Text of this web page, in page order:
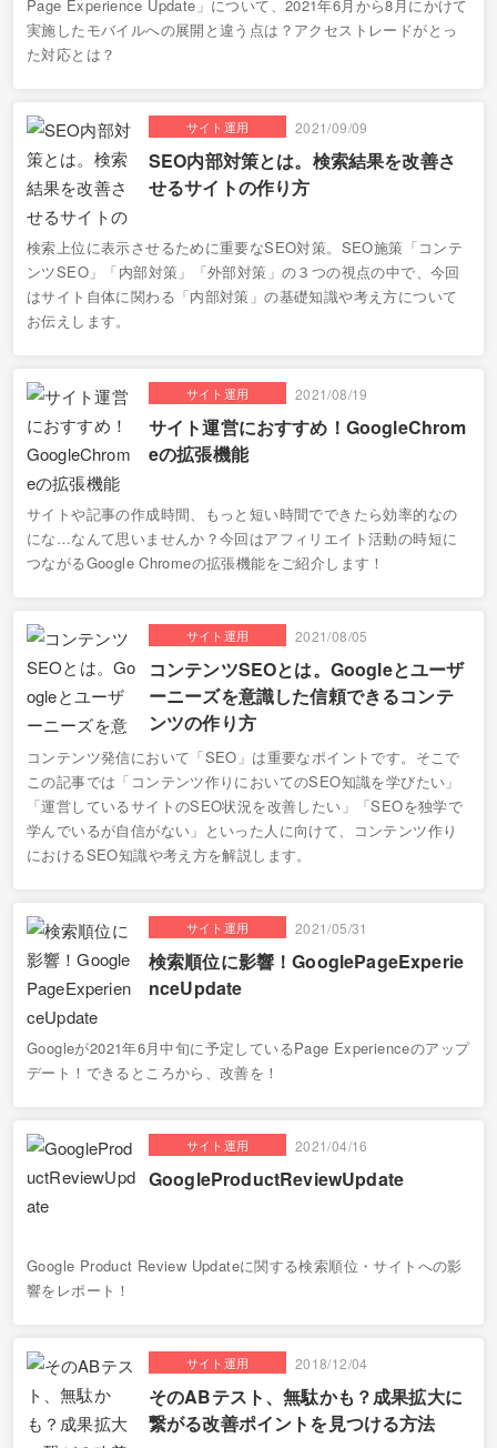
Page Experience Update」について、2021年6月から8月にかけて
実施したモバイルへの展開と違う点は？アクセストレードがとっ
た対応とは？
サイト運用 2021/09/09
SEO内部対策とは。検索結果を改善さ
せるサイトの作り方
検索上位に表示させるために重要なSEO対策。SEO施策「コンテ
ンツSEO」「内部対策」「外部対策」の３つの視点の中で、今回
はサイト自体に関わる「内部対策」の基礎知識や考え方について
お伝えします。
サイト運用 2021/08/19
サイト運営におすすめ！GoogleChrom
eの拡張機能
サイトや記事の作成時間、もっと短い時間でできたら効率的なの
にな…なんて思いませんか？今回はアフィリエイト活動の時短に
つながるGoogle Chromeの拡張機能をご紹介します！
サイト運用 2021/08/05
コンテンツSEOとは。Googleとユーザ
ーニーズを意識した信頼できるコンテ
ンツの作り方
コンテンツ発信において「SEO」は重要なポイントです。そこで
この記事では「コンテンツ作りにおいてのSEO知識を学びたい」
「運営しているサイトのSEO状況を改善したい」「SEOを独学で
学んでいるが自信がない」といった人に向けて、コンテンツ作り
におけるSEO知識や考え方を解説します。
サイト運用 2021/05/31
検索順位に影響！GooglePageExperie
nceUpdate
Googleが2021年6月中旬に予定しているPage Experienceのアップ
デート！できるところから、改善を！
サイト運用 2021/04/16
GoogleProductReviewUpdate
Google Product Review Updateに関する検索順位・サイトへの影
響をレポート！
サイト運用 2018/12/04
そのABテスト、無駄かも？成果拡大に
繋がる改善ポイントを見つける方法